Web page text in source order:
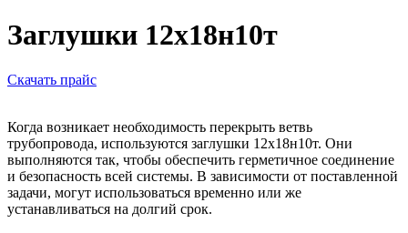
Заглушки 12х18н10т
Скачать прайс
Когда возникает необходимость перекрыть ветвь
трубопровода, используются заглушки 12х18н10т. Они
выполняются так, чтобы обеспечить герметичное соединение
и безопасность всей системы. В зависимости от поставленной
задачи, могут использоваться временно или же
устанавливаться на долгий срок.